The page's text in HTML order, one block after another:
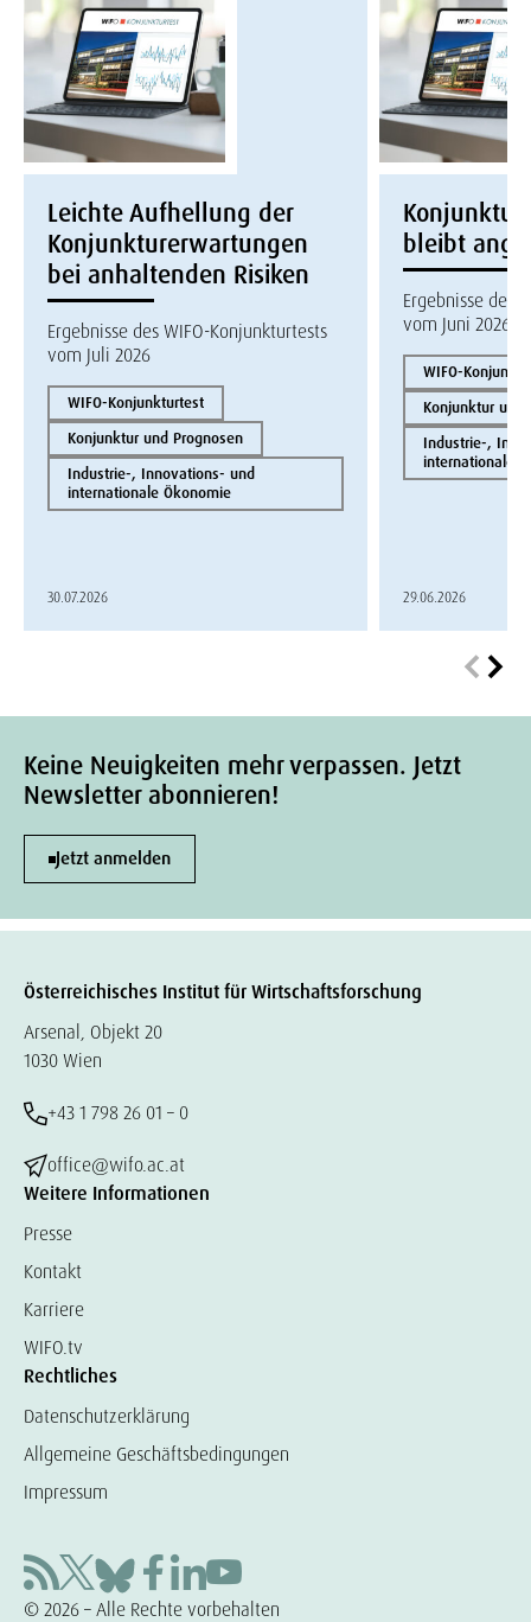
Leichte Aufhellung der
Konjunkturerwartungen
bei anhaltenden Risiken
Ergebnisse des WIFO-Konjunkturtests
vom Juli 2026
WIFO-Konjunkturtest
Konjunktur und Prognosen
Industrie-, Innovations- und
internationale Ökonomie
30.07.2026
bleibt
Ergebnisse des
vom Juni 2026
WIFO-
Konjunktur und
Industrie-,
internationale
29.06.2026
Keine Neuigkeiten mehr verpassen. Jetzt
Newsletter abonnieren!
Jetzt anmelden
Österreichisches Institut für Wirtschaftsforschung
Arsenal, Objekt 20
1030 Wien
+43 1 798 26 01 – 0
office@wifo.ac.at
Weitere Informationen
Presse
Kontakt
Karriere
WIFO.tv
Rechtliches
Datenschutzerklärung
Allgemeine Geschäftsbedingungen
Impressum
© 2026 – Alle Rechte vorbehalten